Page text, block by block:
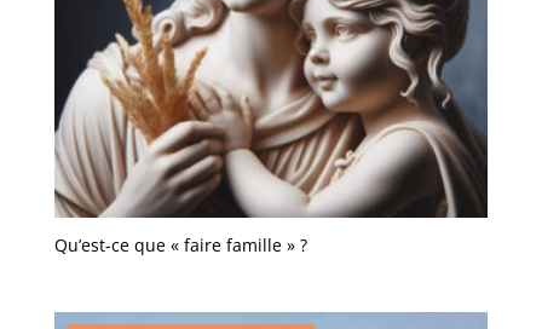
Qu’est-ce que « faire famille » ?